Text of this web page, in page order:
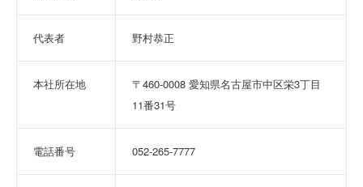
代表者 野村恭正
本社所在地
〒460-0008 愛知県名古屋市中区栄3丁目
11番31号
電話番号 052-265-7777